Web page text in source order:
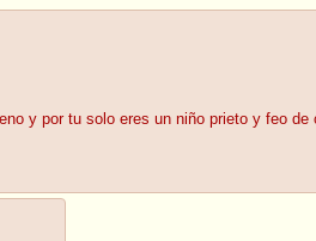
y por tu solo eres un niño prieto y feo